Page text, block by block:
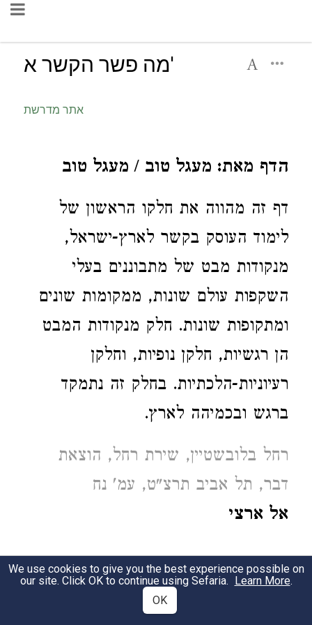
מה פשר הקשר א'
אתר מדרשת
הדף מאת: מעגל טוב / מעגל טוב
דף זה מהווה את חלקו הראשון של
לימוד העוסק בקשר לארץ-ישראל,
מנקודות מבט של מתבוננים בעלי
השקפות עולם שונות, ממקומות שונים
ומתקופות שונות. חלק מנקודות המבט
הן רגשיות, חלקן נופיות, וחלקן
רעיוניות-הלכתיות. בחלק זה נתמקד
ברגש ובכמיהה לארץ.
רחל בלובשטיין, שירת רחל, הוצאת
דבר, תל אביב תרצ"ט, עמ' נח
אל ארצי
לֹא שַׁרְתִּי לָךְ אַרְצִי,
We use cookies to give you the best experience possible on
our site. Click OK to continue using Sefaria. Learn More.
OK